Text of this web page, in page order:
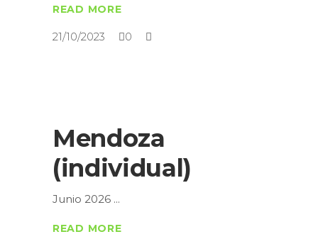
READ MORE
21/10/2023 0
Mendoza
(individual)
Junio 2026
READ MORE